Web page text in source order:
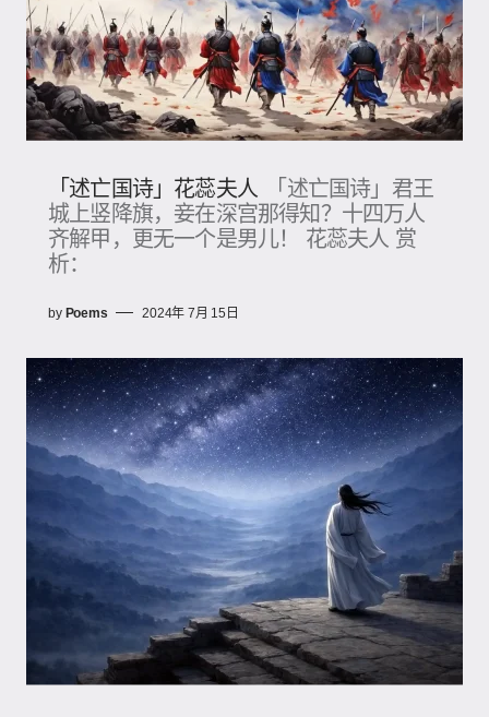
「述亡国诗」花蕊夫人
「述亡国诗」君王
城上竖降旗，妾在深宫那得知？十四万人
齐解甲，更无一个是男儿！ 花蕊夫人 赏
析：
by Poems 2024年 7月 15日